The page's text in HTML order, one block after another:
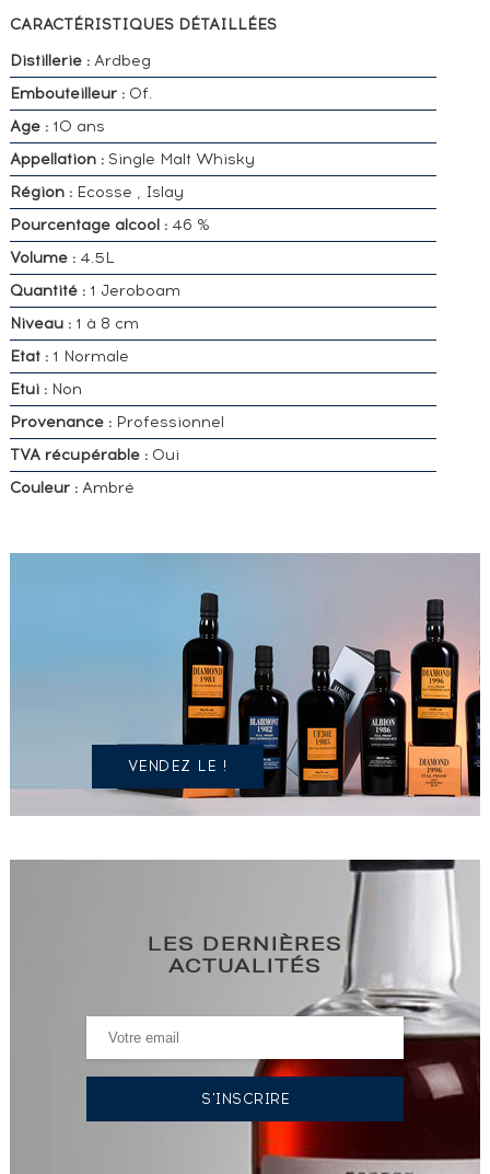
CARACTÉRISTIQUES DÉTAILLÉES
Distillerie :Ardbeg
Embouteilleur :Of.
Age :10 ans
Appellation :Single Malt Whisky
Région : Ecosse , Islay
Pourcentage alcool :46 %
Volume : 4.5L
Quantité :1 Jeroboam
Niveau :1 à 8 cm
Etat :1 Normale
Etui :Non
Provenance :Professionnel
TVA récupérable :Oui
Couleur :Ambré
POSSÉDEZ
SPIRITUEUX
IDENTIQUE
VENDEZ LE !
LES DERNIÈRES
ACTUALITÉS